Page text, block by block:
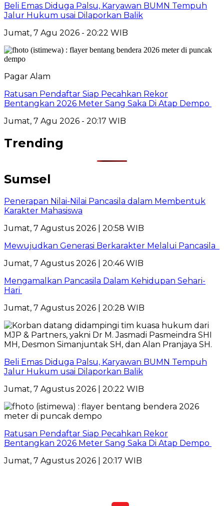
Beli Emas Diduga Palsu, Karyawan BUMN Tempuh
Jalur Hukum usai Dilaporkan Balik
Jumat, 7 Agu 2026 - 20:22 WIB
Pagar Alam
Ratusan Pendaftar Siap Pecahkan Rekor
Bentangkan 2026 Meter Sang Saka Di Atap Dempo
Jumat, 7 Agu 2026 - 20:17 WIB
Trending
Sumsel
Penerapan Nilai-Nilai Pancasila dalam Membentuk
Karakter Mahasiswa
Jumat, 7 Agustus 2026 | 20:58 WIB
Mewujudkan Generasi Berkarakter Melalui Pancasila
Jumat, 7 Agustus 2026 | 20:46 WIB
Mengamalkan Pancasila Dalam Kehidupan Sehari-
Hari
Jumat, 7 Agustus 2026 | 20:28 WIB
Beli Emas Diduga Palsu, Karyawan BUMN Tempuh
Jalur Hukum usai Dilaporkan Balik
Jumat, 7 Agustus 2026 | 20:22 WIB
Ratusan Pendaftar Siap Pecahkan Rekor
Bentangkan 2026 Meter Sang Saka Di Atap Dempo
Jumat, 7 Agustus 2026 | 20:17 WIB